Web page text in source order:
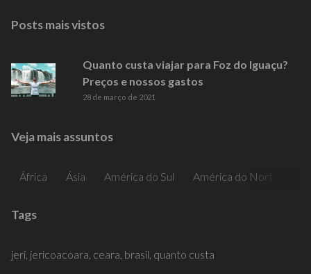
Posts mais vistos
Quanto custa viajar para Foz do Iguaçu?
Preços e nossos gastos
28 de março de 2021
Veja mais assuntos
África Ásia América do Sul América do Norte
Tags
jeri, jericoacoara, ceara, brasil, quanto custa